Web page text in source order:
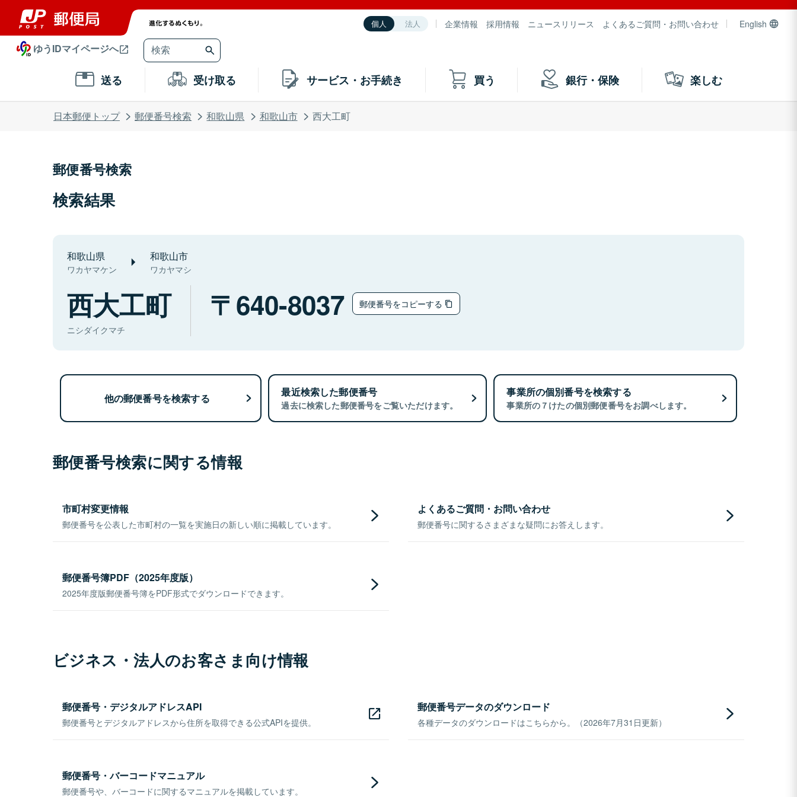
個人 法人 企業情報 採用情報 ニュースリリース よくあるご質問・お問い合わせ English
ゆうIDマイページへ
送る 受け取る サービス・お手続き 買う 銀行・保険 楽しむ
日本郵便トップ 郵便番号検索 和歌山県 和歌山市 西大工町
郵便番号検索
検索結果
和歌山県
ワカヤマケン
和歌山市
ワカヤマシ
西大工町
ニシダイクマチ
640-8037 郵便番号をコピーする
他の郵便番号を検索する 最近検索した郵便番号
過去に検索した郵便番号をご覧いただけます。
事業所の個別番号を検索する
事業所の７けたの個別郵便番号をお調べします。
郵便番号検索に関する情報
市町村変更情報
郵便番号を公表した市町村の一覧を実施日の新しい順に掲載しています。
よくあるご質問・お問い合わせ
郵便番号に関するさまざまな疑問にお答えします。
郵便番号簿PDF（2025年度版）
2025年度版郵便番号簿をPDF形式でダウンロードできます。
ビジネス・法人のお客さま向け情報
郵便番号・デジタルアドレスAPI
郵便番号とデジタルアドレスから住所を取得できる公式APIを提供。
郵便番号データのダウンロード
各種データのダウンロードはこちらから。（2026年7月31日更新）
郵便番号・バーコードマニュアル
郵便番号や、バーコードに関するマニュアルを掲載しています。